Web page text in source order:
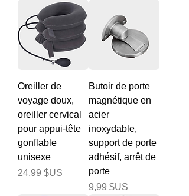
Oreiller de
voyage doux,
oreiller cervical
pour appui-tête
gonflable
unisexe
Prix
24,99 $US
Butoir de porte
magnétique en
acier
inoxydable,
support de porte
adhésif, arrêt de
porte
Prix
9,99 $US